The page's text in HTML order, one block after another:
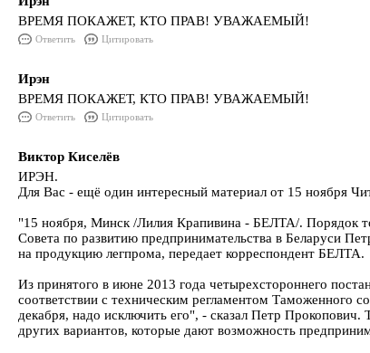
ВРЕМЯ ПОКАЖЕТ, КТО ПРАВ! УВАЖАЕМЫЙ!
Ответить Цитировать
Ирэн
ВРЕМЯ ПОКАЖЕТ, КТО ПРАВ! УВАЖАЕМЫЙ!
Ответить Цитировать
Виктор Киселёв
ИРЭН.
Для Вас - ещё один интересный материал от 15 ноября
"15 ноября, Минск /Лилия Крапивина - БЕЛТА/. Порядок
Совета по развитию предпринимательства в Беларуси
на продукцию легпрома, передает корреспондент БЕЛТА.
Из принятого в июне 2013 года четырехстороннего
соответствии с техническим регламентом Таможенного
декабря, надо исключить его", - сказал Петр
других вариантов, которые дают возможность